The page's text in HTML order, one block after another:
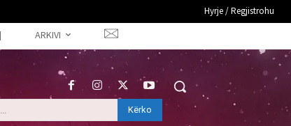
Hyrje / Regjistrohu
ARKIVI
Kërko